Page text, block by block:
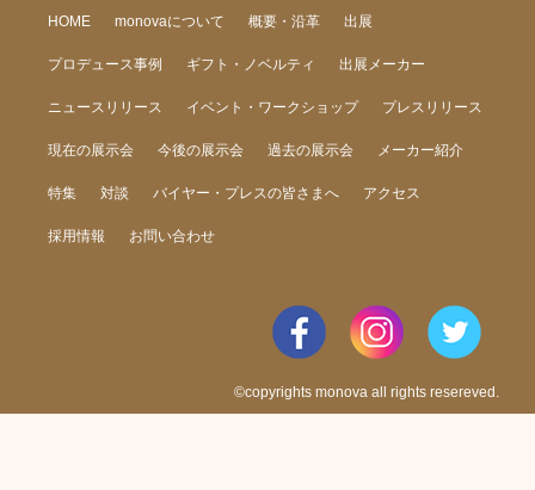
HOME monovaについて 概要・沿革 出展
プロデュース事例 ギフト・ノベルティ 出展メーカー
ニュースリリース イベント・ワークショップ プレスリリース
現在の展示会 今後の展示会 過去の展示会 メーカー紹介
特集 対談 バイヤー・プレスの皆さまへ アクセス
採用情報 お問い合わせ
©copyrights monova all rights resereved.